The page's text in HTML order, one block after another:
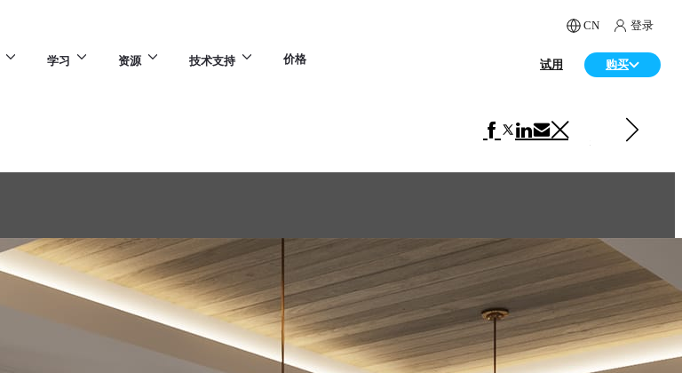
CN 登录
学习 资源 技术支持 价格 试用 购买
A small apartment